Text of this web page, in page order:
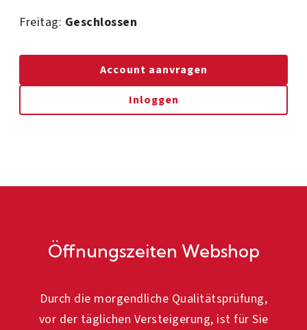
Freitag: Geschlossen
Account aanvragen
Inloggen
Öffnungszeiten Webshop
Durch die morgendliche Qualitätsprüfung,
vor der täglichen Versteigerung, ist für Sie